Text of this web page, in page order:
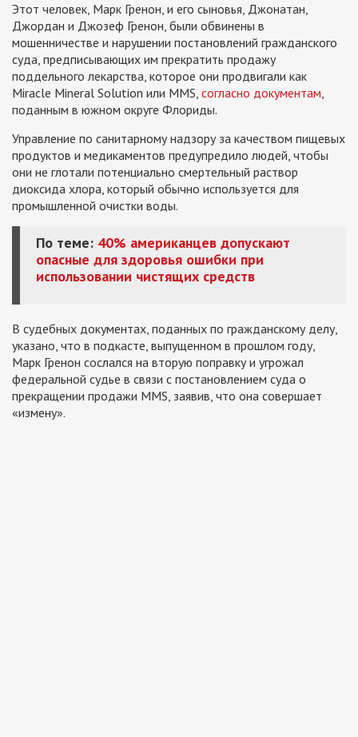
Этот человек, Марк Гренон, и его сыновья, Джонатан,
Джордан и Джозеф Гренон, были обвинены в
мошенничестве и нарушении постановлений гражданского
суда, предписывающих им прекратить продажу
поддельного лекарства, которое они продвигали как
Miracle Mineral Solution или MMS, согласно документам,
поданным в южном округе Флориды.
Управление по санитарному надзору за качеством пищевых
продуктов и медикаментов предупредило людей, чтобы
они не глотали потенциально смертельный раствор
диоксида хлора, который обычно используется для
промышленной очистки воды.
По теме: 40% американцев допускают
опасные для здоровья ошибки при
использовании чистящих средств
В судебных документах, поданных по гражданскому делу,
указано, что в подкасте, выпущенном в прошлом году,
Марк Гренон сослался на вторую поправку и угрожал
федеральной судье в связи с постановлением суда о
прекращении продажи MMS, заявив, что она совершает
«измену».